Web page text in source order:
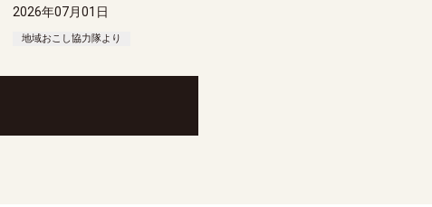
2026年07月01日
地域おこし協力隊より